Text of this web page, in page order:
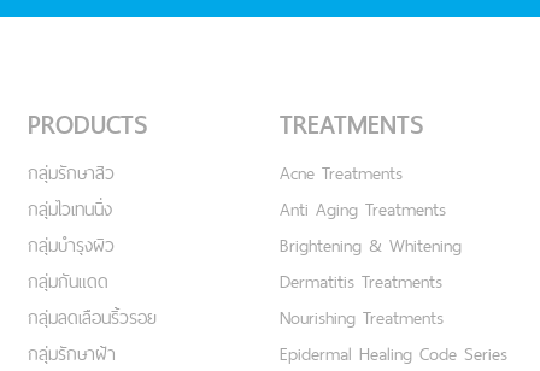
PRODUCTS
กลุ่มรักษาสิว
กลุ่มไวเทนนิ่ง
กลุ่มบำรุงผิว
กลุ่มกันแดด
กลุ่มลดเลือนริ้วรอย
กลุ่มรักษาฝ้า
TREATMENTS
Acne Treatments
Anti Aging Treatments
Brightening & Whitening
Dermatitis Treatments
Nourishing Treatments
Epidermal Healing Code Series